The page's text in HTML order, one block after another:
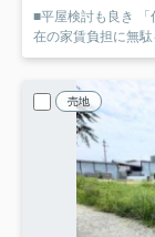
■平屋検討も良き 「住宅購入＝資産運用」と考えることも可能です。 現
在の家賃負担に無
売地